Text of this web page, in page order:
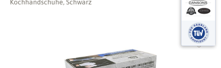
Kochhandschuhe, Schwarz